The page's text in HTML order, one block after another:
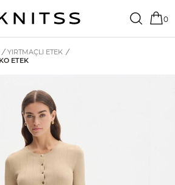
0
/ YIRTMAÇLI ETEK /
ETEK